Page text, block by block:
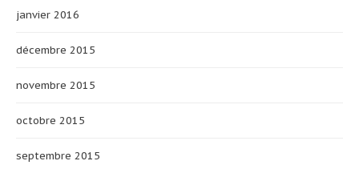
janvier 2016
décembre 2015
novembre 2015
octobre 2015
septembre 2015